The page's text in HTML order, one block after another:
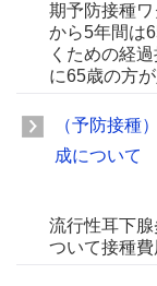
期予防接種
から5年間は
くための経
に65歳の方
（予防接種
成について
流行性耳下
ついて接種費